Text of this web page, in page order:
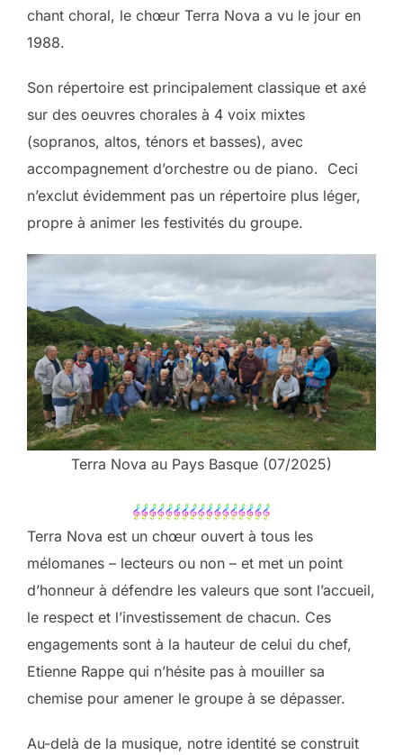
chant choral, le chœur Terra Nova a vu le jour en
1988.
Son répertoire est principalement classique et axé
sur des oeuvres chorales à 4 voix mixtes
(sopranos, altos, ténors et basses), avec
accompagnement d’orchestre ou de piano. Ceci
n’exclut évidemment pas un répertoire plus léger,
propre à animer les festivités du groupe.
Terra Nova au Pays Basque (07/2025)
Terra Nova est un chœur ouvert à tous les
mélomanes – lecteurs ou non – et met un point
d’honneur à défendre les valeurs que sont l’accueil,
le respect et l’investissement de chacun. Ces
engagements sont à la hauteur de celui du chef,
Etienne Rappe qui n’hésite pas à mouiller sa
chemise pour amener le groupe à se dépasser.
Au-delà de la musique, notre identité se construit